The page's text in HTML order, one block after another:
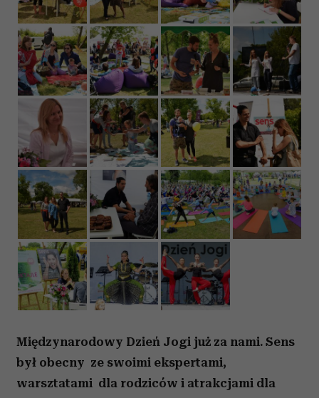
Międzynarodowy Dzień Jogi już za nami. Sens
był obecny ze swoimi ekspertami,
warsztatami dla rodziców i atrakcjami dla